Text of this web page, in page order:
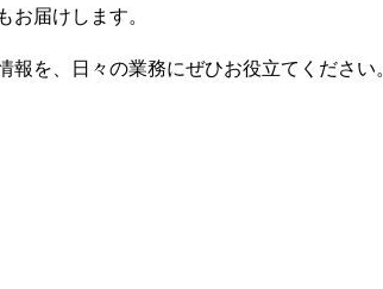
届けします。
報を、日々の業務にぜひお役立てください。